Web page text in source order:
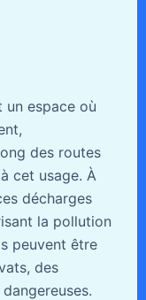
un espace où
des routes
cet usage. À
décharges
la pollution
peuvent être
des